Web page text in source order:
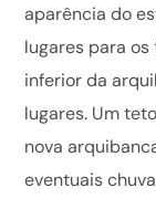
aparência do
lugares para
inferior da
lugares. Um
nova
eventuais